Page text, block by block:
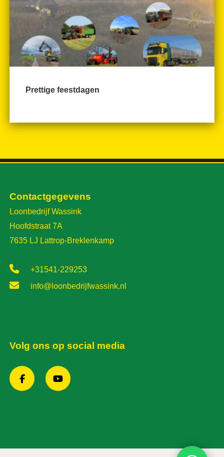
Prettige feestdagen
Contactgegevens
Loonbedrijf Wassink
Hoofdstraat 7A
7635 LJ Lattrop-Breklenkamp
+31541-229253
info@loonbedrijfwassink.nl
Volg ons op social media